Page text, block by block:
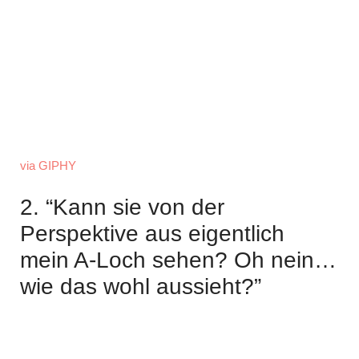
via GIPHY
2. “Kann sie von der
Perspektive aus eigentlich
mein A-Loch sehen? Oh nein…
wie das wohl aussieht?”